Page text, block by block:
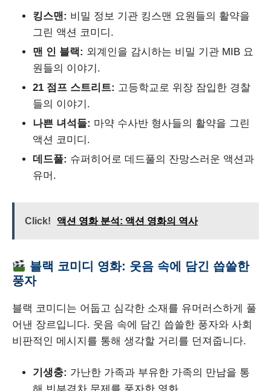
킹스맨: 비밀 정보 기관 킹스맨 요원들의 활약을
그린 액션 코미디.
맨 인 블랙: 외계인을 감시하는 비밀 기관 MIB 요
원들의 이야기.
21 점프 스트리트: 고등학교로 위장 잠입한 경찰
들의 이야기.
나쁜 녀석들: 마약 수사반 형사들의 활약을 그린
액션 코미디.
데드풀: 슈퍼히어로 데드풀의 잔망스러운 액션과
유머.
Click! 액션 영화 분석: 액션 영화의 역사
블랙 코미디 영화: 웃음 속에 담긴 씁쓸한
풍자
블랙 코미디는 어둡고 심각한 소재를 유머러스하게 풀
어낸 장르입니다. 웃음 속에 담긴 씁쓸한 풍자와 사회
비판적인 메시지를 통해 생각할 거리를 던져줍니다.
기생충: 가난한 가족과 부유한 가족의 만남을 통